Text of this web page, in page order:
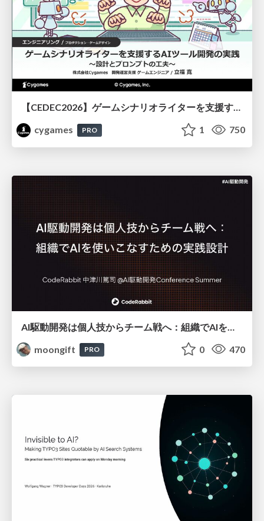
【CEDEC2026】ゲームシナリオライターを支援するAIツール開発の実践 ― 設計とプロンプトの工夫 ―
cygames
PRO 1 750
moongift
PRO 0 470